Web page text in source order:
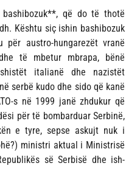
që do të thotë
Kështu siç ishin bashibozuk
për austro-hungarezët vranë
të mbetur mbrapa, bënë
italianë dhe nazistët
serbë kudo dhe sido që kanë
s në 1999 janë zhdukur që
për të bombarduar Serbinë,
e tyre, sepse askujt nuk i
ministri aktual i Ministrisë
së Serbisë dhe ish-